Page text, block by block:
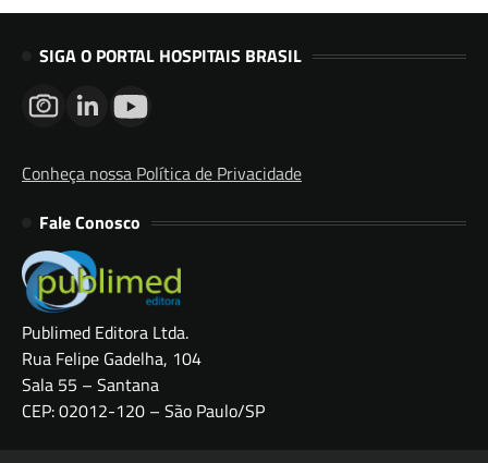
SIGA O PORTAL HOSPITAIS BRASIL
Conheça nossa Política de Privacidade
Fale Conosco
Publimed Editora Ltda.
Rua Felipe Gadelha, 104
Sala 55 – Santana
CEP: 02012-120 – São Paulo/SP